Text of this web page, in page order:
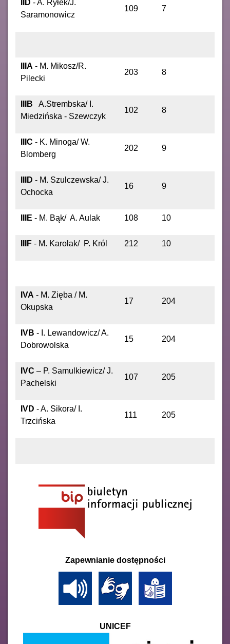
IID - A. Ryłek/J.
Saramonowicz
109 7
IIIA - M. Mikosz/R.
Pilecki
203 8
IIIB A.Strembska/ I.
Miedzińska - Szewczyk
102 8
IIIC - K. Minoga/ W.
Blomberg
202 9
IIID - M. Szulczewska/ J.
Ochocka
16 9
IIIE - M. Bąk/ A. Aulak 108 10
IIIF - M. Karolak/ P. Król 212 10
IVA - M. Zięba / M.
Okupska
17 204
IVB - I. Lewandowicz/ A.
Dobrowolska
15 204
IVC – P. Samulkiewicz/ J.
Pachelski
107 205
IVD - A. Sikora/ I.
Trzcińska
111 205
Zapewnianie dostępności
UNICEF